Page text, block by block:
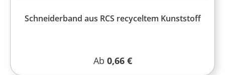
Schneiderband aus RCS recyceltem Kunststoff
Regulärer Preis:
Ab 0,66 €